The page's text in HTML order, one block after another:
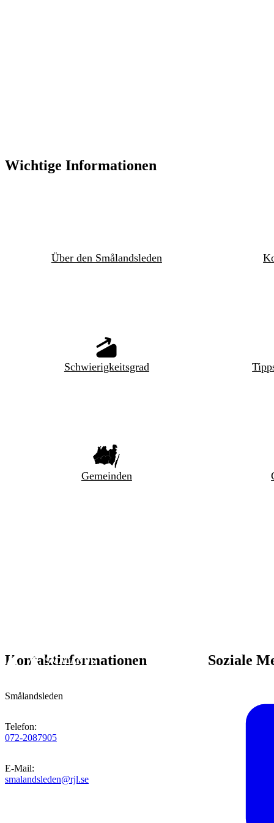
Wichtige Informationen
Über den Smålandsleden
Schwierigkeitsgrad
Gemeinden
Kontaktinformationen
Smålandsleden
Telefon:
072-2087905
E-Mail:
smalandsleden@rjl.se
Soziale